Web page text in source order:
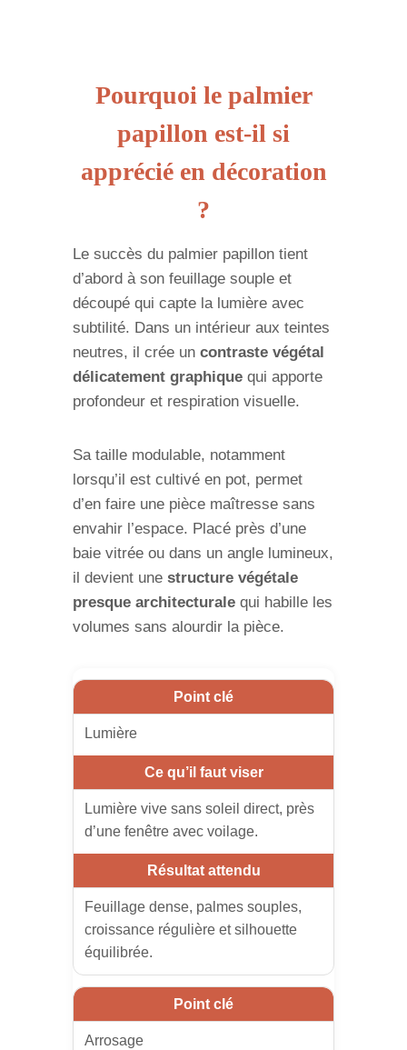
Pourquoi le palmier
papillon est-il si
apprécié en décoration
?
Le succès du palmier papillon tient
d’abord à son feuillage souple et
découpé qui capte la lumière avec
subtilité. Dans un intérieur aux teintes
neutres, il crée un contraste végétal
délicatement graphique qui apporte
profondeur et respiration visuelle.
Sa taille modulable, notamment
lorsqu’il est cultivé en pot, permet
d’en faire une pièce maîtresse sans
envahir l’espace. Placé près d’une
baie vitrée ou dans un angle lumineux,
il devient une structure végétale
presque architecturale qui habille les
volumes sans alourdir la pièce.
Lumière
Lumière vive sans soleil direct, près
d’une fenêtre avec voilage.
Feuillage dense, palmes souples,
croissance régulière et silhouette
équilibrée.
Arrosage